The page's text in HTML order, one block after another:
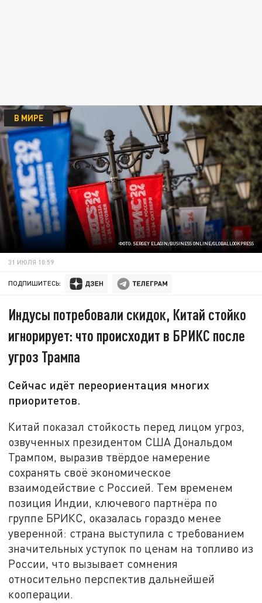
ФОТО: SERGEY ELAGIN/BUSINESS ONLINE/GLOBALLOOKPRESS
В МИРЕ
31 ИЮЛЯ 10:59
ПОДПИШИТЕСЬ:
Индусы потребовали скидок, Китай стойко
игнорирует: что происходит в БРИКС после
угроз Трампа
Сейчас идёт переориентация многих
приоритетов.
Китай показал стойкость перед лицом угроз,
озвученных президентом США Дональдом
Трампом, выразив твёрдое намерение
сохранять своё экономическое
взаимодействие с Россией. Тем временем
позиция Индии, ключевого партнёра по
группе БРИКС, оказалась гораздо менее
уверенной: страна выступила с требованием
значительных уступок по ценам на топливо из
России, что вызывает сомнения
относительно перспектив дальнейшей
кооперации.